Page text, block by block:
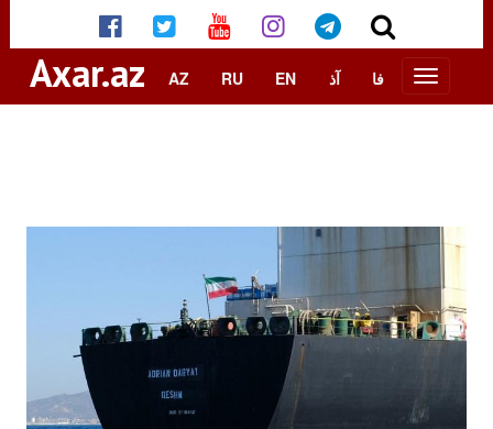
Axar.az AZ RU EN آذ فا